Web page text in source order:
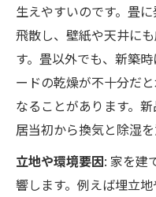
生えやすいのです。畳
飛散し、壁紙や天井に
す。畳以外でも、新築
ードの乾燥が不十分だ
なることがあります。
居当初から換気と除湿
立地や環境要因: 家を建
響します。例えば埋立